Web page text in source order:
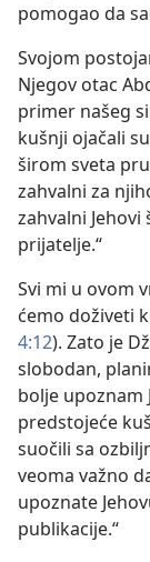
pomogao da
Svojom
Njegov otac
primer našeg
kušnji ojačali
širom sveta
zahvalni za
zahvalni
prijatelje.“
Svi mi u ovom
ćemo doživeti
4:12). Zato je
slobodan,
bolje upoznam
predstojeće
suočili sa
veoma važno
upoznate
publikacije.“